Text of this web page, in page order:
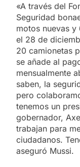
«A través del
Seguridad
motos nuevas y
el 28 de
20 camionetas
se añade al
mensualmente
saben, la
pero
tenemos un
gobernador,
trabajan para
ciudadanos.
aseguró Mussi.